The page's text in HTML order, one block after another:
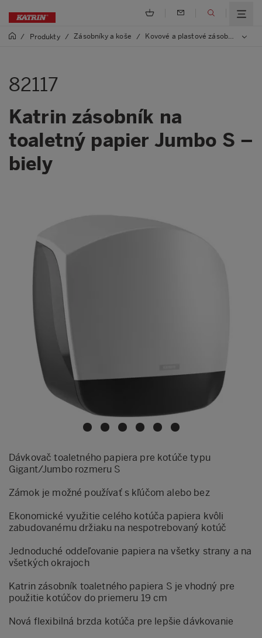
/ Produkty / Zásobníky a koše / Kovové a plastové zásobníky /
82117
Katrin zásobník na
toaletný papier Jumbo S –
biely
Dávkovač toaletného papiera pre kotúče typu
Gigant/Jumbo rozmeru S
Zámok je možné používať s kľúčom alebo bez
Ekonomické využitie celého kotúča papiera kvôli
zabudovanému držiaku na nespotrebovaný kotúč
Jednoduché oddeľovanie papiera na všetky strany a na
všetkých okrajoch
Katrin zásobník toaletného papiera S je vhodný pre
použitie kotúčov do priemeru 19 cm
Nová flexibilná brzda kotúča pre lepšie dávkovanie